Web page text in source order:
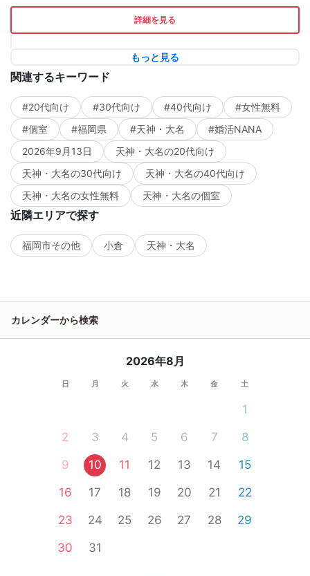
詳細を見る
もっと見る
関連するキーワード
#20代向け #30代向け #40代向け
#女性無料
#個室
#福岡県 #天神・大名
#婚活NANA
2026年9月13日
天神・大名の20代向け
天神・大名の30代向け
天神・大名の40代向け
天神・大名の女性無料
天神・大名の個室
近隣エリアで探す
福岡市その他 小倉 天神・大名
カレンダーから検索
2026年8月
日 月 火 水 木 金 土
1
2
3 4 5 6 7
8
9
10 11 12 13 14
15
16
17 18 19 20 21
22
23
24 25 26 27 28
29
30
31